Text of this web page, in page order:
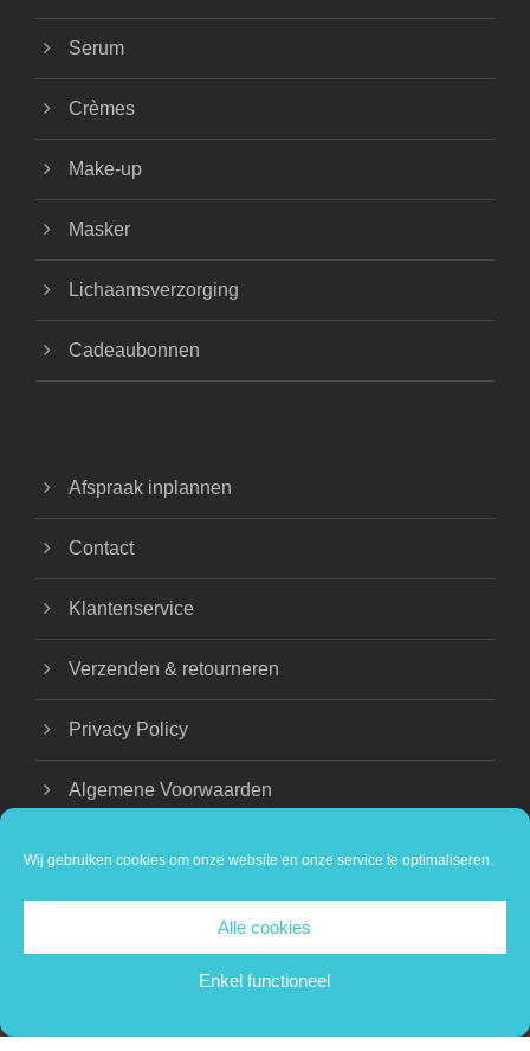
Wij gebruiken cookies om onze website en onze service te optimaliseren.
Alle cookies
Enkel functioneel
Serum
Crèmes
Make-up
Masker
Lichaamsverzorging
Cadeaubonnen
Afspraak inplannen
Contact
Klantenservice
Verzenden & retourneren
Privacy Policy
Algemene Voorwaarden
COPYRIGHT 2024 BEAUTIQUE NATHALIE |
PRIVACY VERKLARING